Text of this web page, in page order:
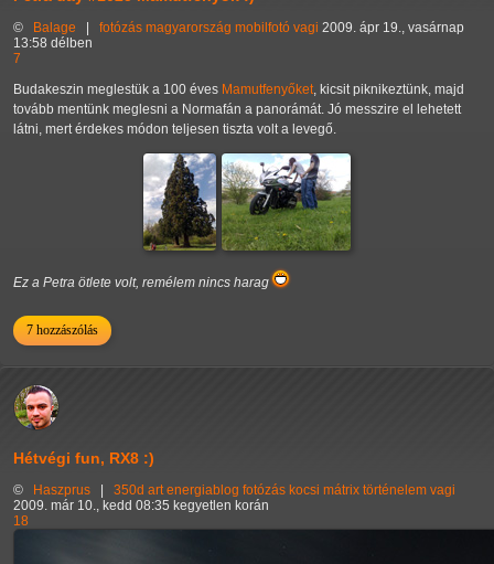
© Balage fotózás magyarország mobilfotó vagi 2009. ápr 19., vasárnap
13:58 délben
7
Budakeszin meglestük a 100 éves Mamutfenyőket, kicsit piknikeztünk, majd
tovább mentünk meglesni a Normafán a panorámát. Jó messzire el lehetett
látni, mert érdekes módon teljesen tiszta volt a levegő.
Ez a Petra ötlete volt, remélem nincs harag
7 hozzászólás
Hétvégi fun, RX8 :)
© Haszprus 350d art energiablog fotózás kocsi mátrix történelem vagi
2009. már 10., kedd 08:35 kegyetlen korán
18